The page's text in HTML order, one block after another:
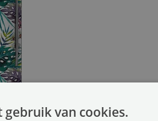
gebruik van cookies.